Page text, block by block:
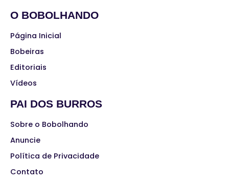
O BOBOLHANDO
Página Inicial
Bobeiras
Editoriais
Vídeos
PAI DOS BURROS
Sobre o Bobolhando
Anuncie
Política de Privacidade
Contato